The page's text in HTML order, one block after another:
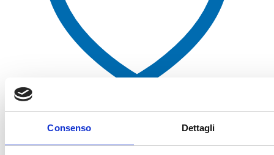
Consenso Dettagli
Aggiungi alla lista dei desideri